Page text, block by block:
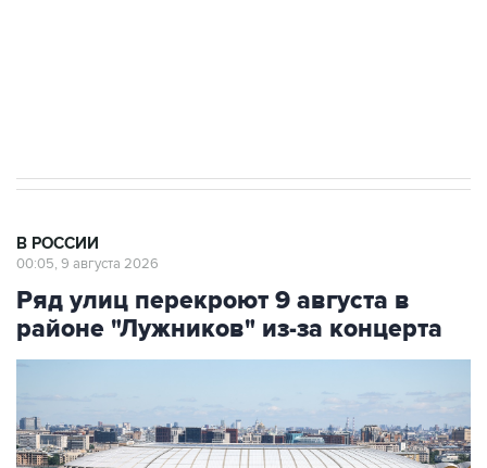
В РОССИИ
00:05, 9 августа 2026
Ряд улиц перекроют 9 августа в
районе "Лужников" из-за концерта